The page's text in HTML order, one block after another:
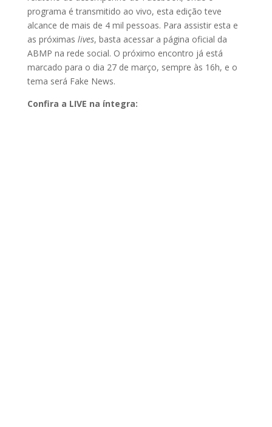
programa é transmitido ao vivo, esta edição teve
alcance de mais de 4 mil pessoas. Para assistir esta e
as próximas lives, basta acessar a página oficial da
ABMP na rede social. O próximo encontro já está
marcado para o dia 27 de março, sempre às 16h, e o
tema será Fake News.
Confira a LIVE na íntegra: